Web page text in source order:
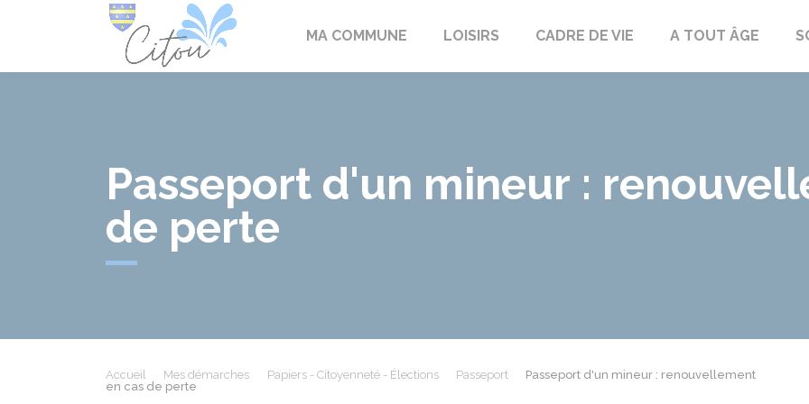
MA COMMUNE LOISIRS CADRE DE VIE A TOUT ÂGE
Passeport d'un mineur :
de perte
Accueil Mes démarches Papiers - Citoyenneté - Élections Passeport
Passeport d'un mineur : renouvellement
en cas de perte